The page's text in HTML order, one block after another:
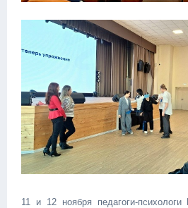
11 и 12 ноября педагоги-